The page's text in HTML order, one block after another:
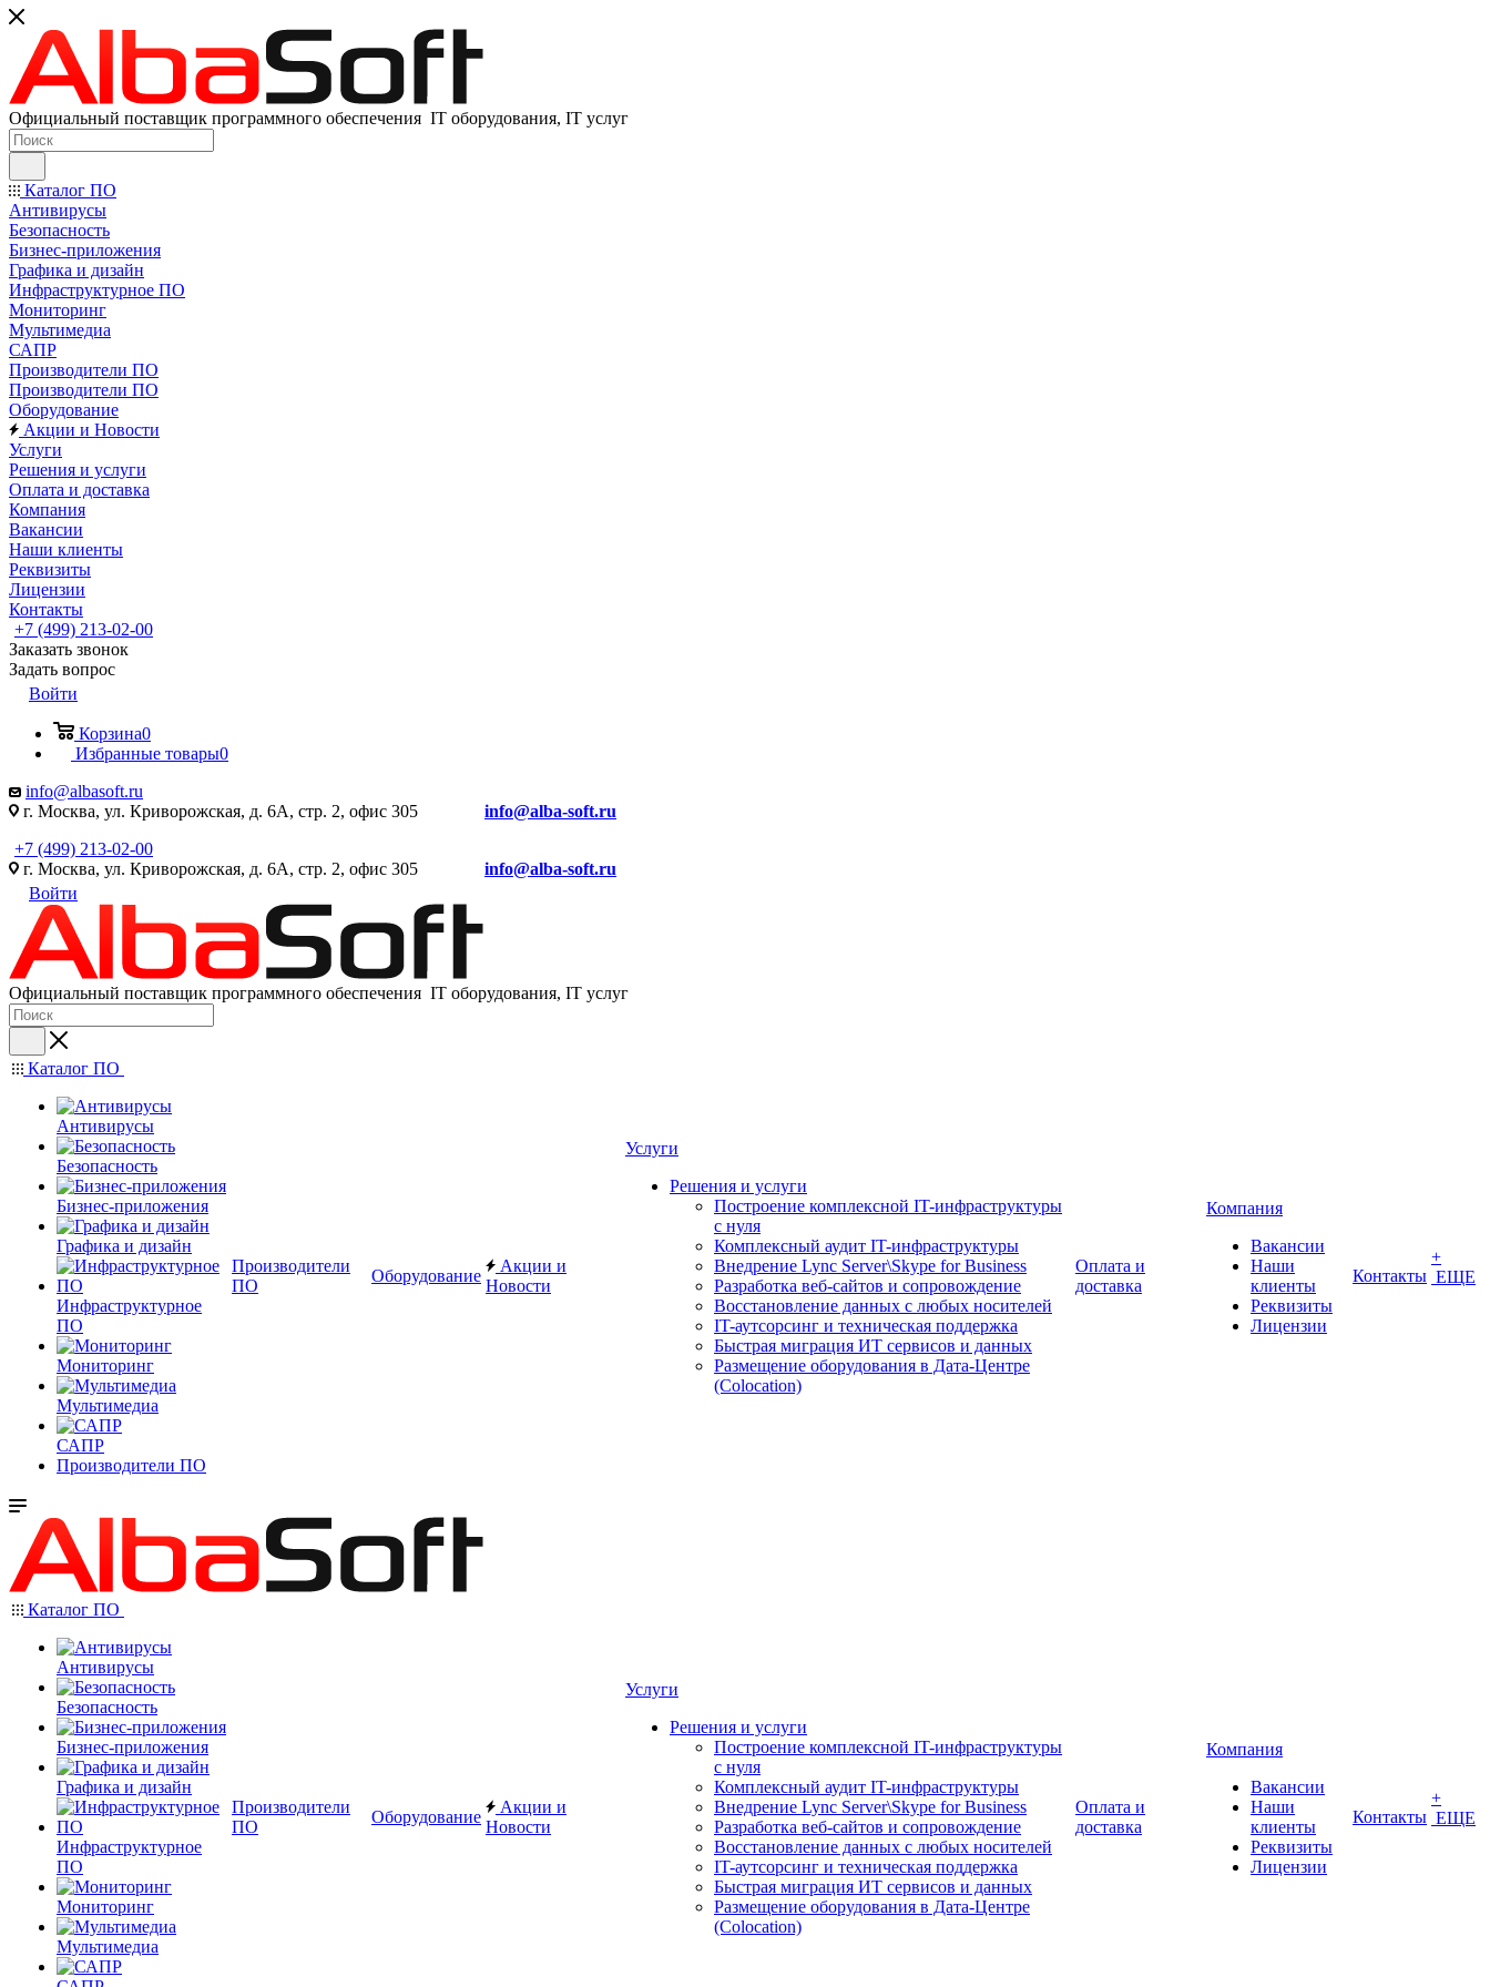
Официальный поставщик программного обеспечения IT оборудования, IT услуг
Каталог ПО
Антивирусы
Безопасность
Бизнес-приложения
Графика и дизайн
Инфраструктурное ПО
Мониторинг
Мультимедиа
САПР
Производители ПО
Производители ПО
Оборудование
Акции и Новости
Услуги
Решения и услуги
Оплата и доставка
Компания
Вакансии
Наши клиенты
Реквизиты
Лицензии
Контакты
+7 (499) 213-02-00
Заказать звонок
Задать вопрос
Войти
Корзина0
Избранные товары0
info@albasoft.ru
г. Москва, ул. Криворожская, д. 6А, стр. 2, офис 305 info@alba-soft.ru
+7 (499) 213-02-00
г. Москва, ул. Криворожская, д. 6А, стр. 2, офис 305 info@alba-soft.ru
Войти
Официальный поставщик программного обеспечения IT оборудования, IT услуг
Каталог ПО
Антивирусы
Безопасность
Бизнес-приложения
Графика и дизайн
Инфраструктурное
ПО
Мониторинг
Мультимедиа
САПР
Производители ПО
Производители
ПО
Оборудование
Акции и
Новости
Услуги
Решения и услуги
Построение комплексной IT-инфраструктуры
с нуля
Комплексный аудит IT-инфраструктуры
Внедрение Lync Server\Skype for Business
Разработка веб-сайтов и сопровождение
Восстановление данных с любых носителей
IT-аутсорсинг и техническая поддержка
Быстрая миграция ИТ сервисов и данных
Размещение оборудования в Дата-Центре
(Colocation)
Оплата и
доставка
Компания
Вакансии
Наши
клиенты
Реквизиты
Лицензии
Контакты
+
ЕЩЕ
Каталог ПО
Антивирусы
Безопасность
Бизнес-приложения
Графика и дизайн
Инфраструктурное
ПО
Мониторинг
Мультимедиа
Производители
ПО
Оборудование
Акции и
Новости
Услуги
Решения и услуги
Построение комплексной IT-инфраструктуры
с нуля
Комплексный аудит IT-инфраструктуры
Внедрение Lync Server\Skype for Business
Разработка веб-сайтов и сопровождение
Восстановление данных с любых носителей
IT-аутсорсинг и техническая поддержка
Быстрая миграция ИТ сервисов и данных
Размещение оборудования в Дата-Центре
(Colocation)
Оплата и
доставка
Компания
Вакансии
Наши
клиенты
Реквизиты
Лицензии
Контакты
+
ЕЩЕ